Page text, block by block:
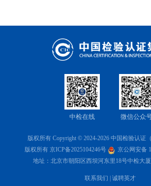
中检在线 微信公众
版权所有 Copyright © 2024-2026 中国检验认证
版权所有京ICP备2025104246号
京公网安备
地址：北京市朝阳区西坝河东里18号中检大
联系我们 诚聘英才